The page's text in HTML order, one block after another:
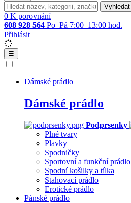
Vyhledat
0 K porovnání
608 928 564 Po–Pá 7:00–13:00 hod.
Přihlásit
☰
Dámské prádlo
Dámské prádlo
Podprsenky
Plné tvary
Plavky
Spodničky
Sportovní a funkční prádlo
Spodní košilky a tílka
Stahovací prádlo
Erotické prádlo
Pánské prádlo